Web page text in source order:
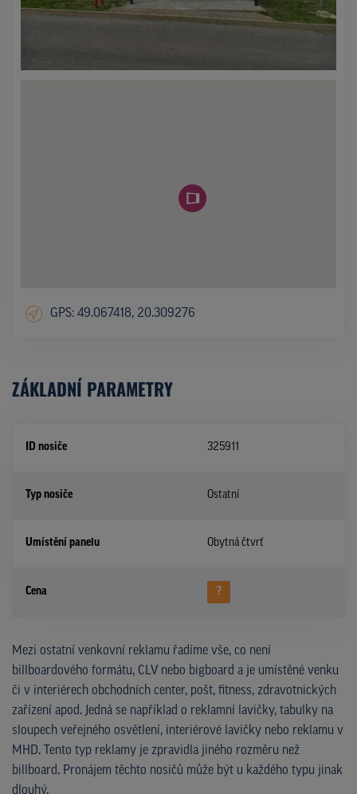
GPS: 49.067418, 20.309276
ZÁKLADNÍ PARAMETRY
ID nosiče 325911
Typ nosiče Ostatní
Umístění panelu Obytná čtvrť
Cena ?
Mezi ostatní venkovní reklamu řadíme vše, co není
billboardového formátu, CLV nebo bigboard a je umístěné venku
či v interiérech obchodních center, pošt, fitness, zdravotnických
zařízení apod. Jedná se například o reklamní lavičky, tabulky na
sloupech veřejného osvětlení, interiérové lavičky nebo reklamu v
MHD. Tento typ reklamy je zpravidla jiného rozměru než
billboard. Pronájem těchto nosičů může být u každého typu jinak
dlouhý.